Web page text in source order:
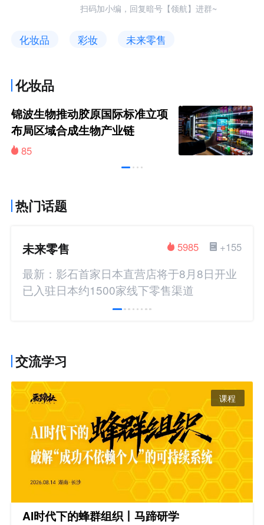
扫码加小编，回复暗号【领航】进群~
化妆品 彩妆 未来零售
化妆品
锦波生物推动胶原国际标准立项
布局区域合成生物产业链
85
热门话题
未来零售 +155
5985
最新：影石首家日本直营店将于8月8日开业
已入驻日本约1500家线下零售渠道
交流学习
课程
AI时代下的蜂群组织丨马蹄研学